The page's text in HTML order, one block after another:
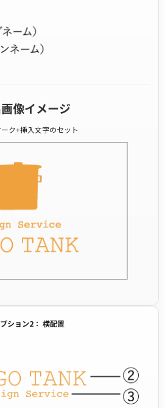
像イメージ
ク+挿入文字のセット
ション2： 横配置